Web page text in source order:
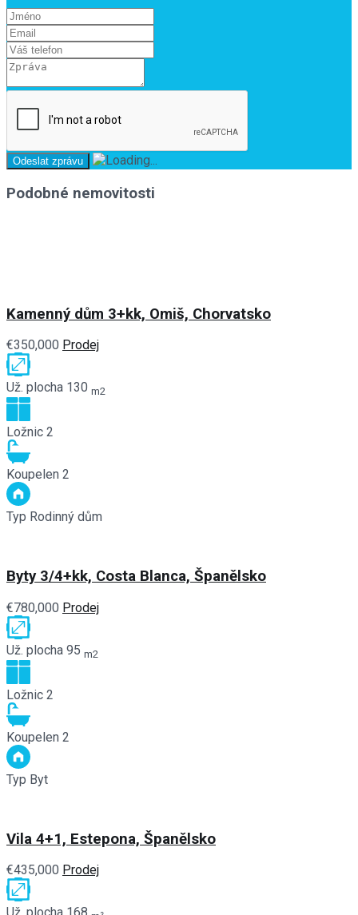
Podobné nemovitosti
Kamenný dům 3+kk, Omiš, Chorvatsko
€350,000 Prodej
Už. plocha 130 m2
Ložnic 2
Koupelen 2
Typ Rodinný dům
Byty 3/4+kk, Costa Blanca, Španělsko
€780,000 Prodej
Už. plocha 95 m2
Ložnic 2
Koupelen 2
Typ Byt
Vila 4+1, Estepona, Španělsko
€435,000 Prodej